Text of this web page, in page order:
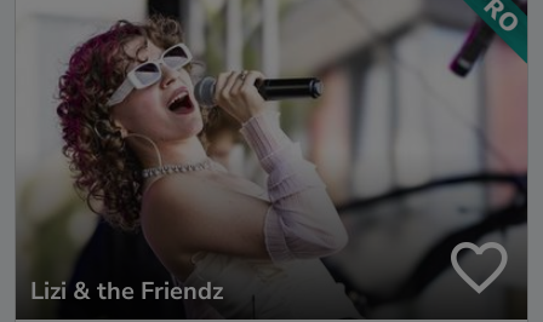
Lizi & the Friendz